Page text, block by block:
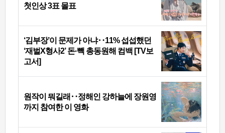
첫인상 3표 몰표
‘김부장’이 문제가 아냐‥11% 섭섭했던
‘재벌X형사2’ 돈·빽 총동원해 컴백 [TV보
고서]
원작이 뭐길래‥정해인 강하늘에 장원영
까지 참여한 이 영화